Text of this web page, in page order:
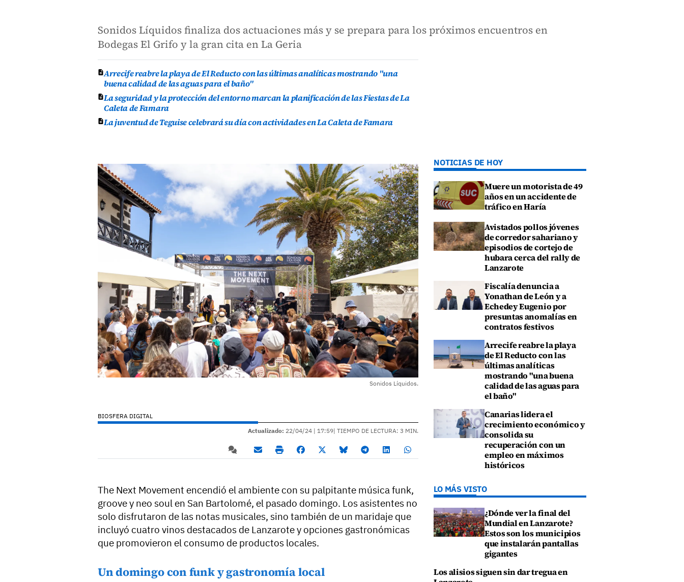
Sonidos Líquidos finaliza dos actuaciones más y se prepara para los próximos encuentros en
Bodegas El Grifo y la gran cita en La Geria
Arrecife reabre la playa de El Reducto con las últimas analíticas mostrando "una
buena calidad de las aguas para el baño"
La seguridad y la protección del entorno marcan la planificación de las Fiestas de La
Caleta de Famara
La juventud de Teguise celebrará su día con actividades en La Caleta de Famara
Sonidos Líquidos.
BIOSFERA DIGITAL
Actualizado: 22/04/24 | 17:59| TIEMPO DE LECTURA: 3 MIN.
The Next Movement encendió el ambiente con su palpitante música funk,
groove y neo soul en San Bartolomé, el pasado domingo. Los asistentes no
solo disfrutaron de las notas musicales, sino también de un maridaje que
incluyó cuatro vinos destacados de Lanzarote y opciones gastronómicas
que promovieron el consumo de productos locales.
Un domingo con funk y gastronomía local
NOTICIAS DE HOY
Muere un motorista de 49
años en un accidente de
tráfico en Haría
Avistados pollos jóvenes
de corredor sahariano y
episodios de cortejo de
hubara cerca del rally de
Lanzarote
Fiscalía denuncia a
Yonathan de León y a
Echedey Eugenio por
presuntas anomalías en
contratos festivos
Arrecife reabre la playa
de El Reducto con las
últimas analíticas
mostrando "una buena
calidad de las aguas para
el baño"
Canarias lidera el
crecimiento económico y
consolida su
recuperación con un
empleo en máximos
históricos
LO MÁS VISTO
¿Dónde ver la final del
Mundial en Lanzarote?
Estos son los municipios
que instalarán pantallas
gigantes
Los alisios siguen sin dar tregua en